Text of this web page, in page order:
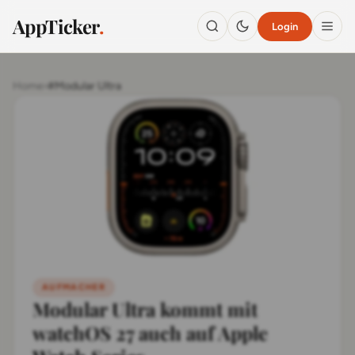
AppTicker. Login
Home #Modular Ultra
AUFMACHER
Modular Ultra kommt mit
watchOS 27 auch auf Apple